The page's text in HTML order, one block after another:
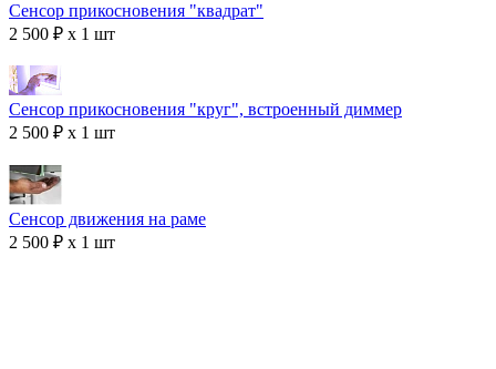
Сенсор прикосновения "квадрат"
2 500 ₽ x 1 шт
Сенсор прикосновения "круг", встроенный диммер
2 500 ₽ x 1 шт
Сенсор движения на раме
2 500 ₽ x 1 шт